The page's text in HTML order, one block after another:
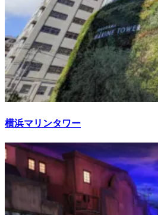
横浜マリンタワー